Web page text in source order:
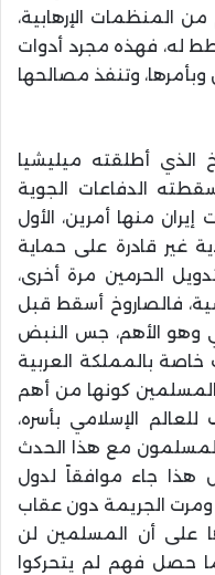
المنظمات الإرهابية،
له، فهذه مجرد أدوات
وتنفذ مصالحها
الذي أطلقته ميليشيا
الدفاعات الجوية
إيران منها أمرين، الأول
غير قادرة على حماية
الحرمين مرة أخرى،
فالصاروخ أسقط قبل
وهو الأهم، جس النبض
بالمملكة العربية
كونها من أهم
الإسلامي بأسره،
مع هذا الحدث
هذا جاء موافقاً لدول
الجريمة دون عقاب
على أن المسلمين لن
حصل فهم لم يتحركوا